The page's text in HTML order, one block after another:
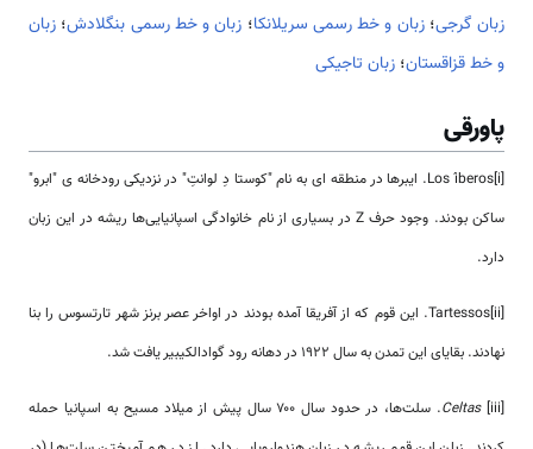
زبان گرجی؛زبان و خط رسمی سریلانکا؛ زبان و خط رسمی بنگلادش؛ زبان
و خط قزاقستان؛ زبان تاجیکی
پاورقی
[i]Los íberos. ایبرها در منطقه ای به نام "کوستا دِ لوانتِ" در نزدیکی رودخانه ی "ابرو"
ساکن بودند. وجود حرف Z در بسیاری از نام خانوادگی اسپانیایی‌ها ریشه در این زبان
دارد.
[ii]Tartessos. این قوم که از آفریقا آمده بودند در اواخر عصر برنز شهر تارتسوس را بنا
نهادند. بقایای این تمدن به سال 1922 در دهانه رود گوادالکیبیر یافت شد.
[iii]
Celtas
. سلت‌ها، در حدود سال ۷۰۰ سال پیش از میلاد مسیح به اسپانیا حمله